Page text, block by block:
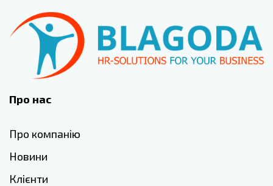
Про нас
Про компанію
Новини
Клієнти